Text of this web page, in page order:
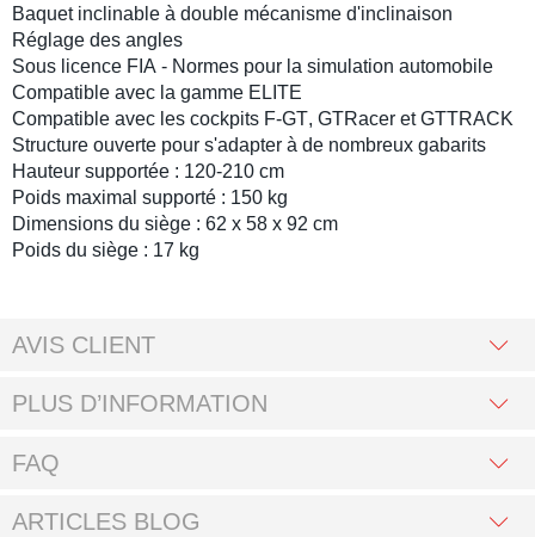
Baquet inclinable à double mécanisme d'inclinaison
Réglage des angles
Sous licence FIA - Normes pour la simulation automobile
Compatible avec la gamme ELITE
Compatible avec les cockpits F-GT, GTRacer etGTTRACK
Structure ouverte pour s'adapter à de nombreux gabarits
Hauteur supportée : 120-210 cm
Poids maximal supporté : 150 kg
Dimensions du siège : 62 x 58 x 92 cm
Poids du siège : 17 kg
AVIS CLIENT
PLUS D’INFORMATION
FAQ
ARTICLES BLOG